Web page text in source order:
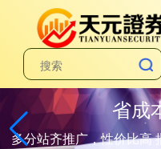
省成
多分站齐推广，性价比高